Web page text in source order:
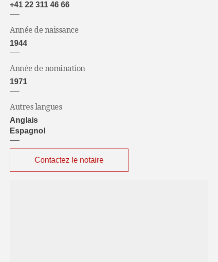
+41 22 311 46 66
Année de naissance
1944
Année de nomination
1971
Autres langues
Anglais
Espagnol
Contactez le notaire